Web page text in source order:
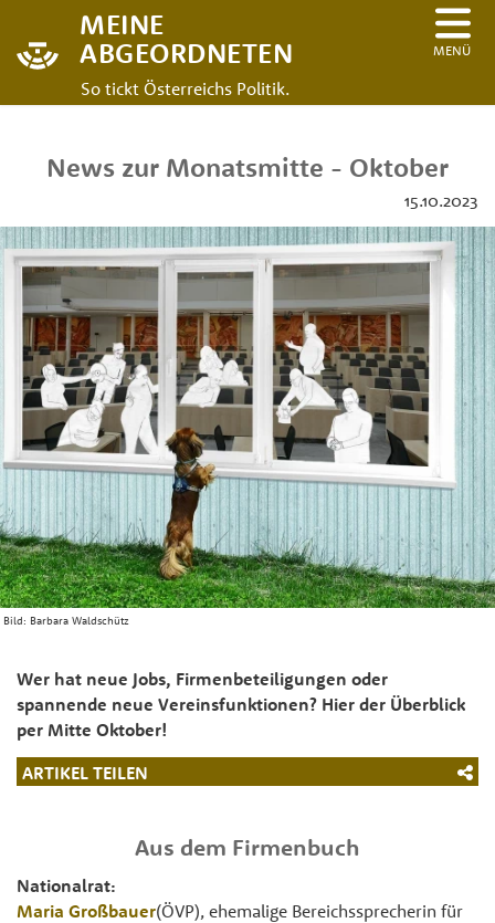
MEINE
ABGEORDNETEN
So tickt Österreichs Politik.
MENÜ
15.10.2023
News zur Monatsmitte - Oktober
Bild: Barbara Waldschütz
Wer hat neue Jobs, Firmenbeteiligungen oder
spannende neue Vereinsfunktionen? Hier der Überblick
per Mitte Oktober!
ARTIKEL TEILEN
Aus dem Firmenbuch
Nationalrat:
Maria Großbauer(ÖVP), ehemalige Bereichssprecherin für